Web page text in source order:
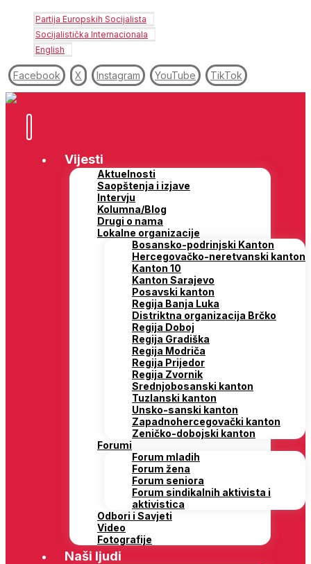
Partija Europskih Socijalista
Socijalistička Internacionala
English
Facebook X Instagram YouTube TikTok
Vijesti
Aktuelnosti
Saopštenja i izjave
Intervju
Kolumna/Blog
Drugi o nama
Lokalne organizacije
Bosansko-podrinjski Kanton
Hercegovačko-neretvanski kanton
Kanton 10
Kanton Sarajevo
Posavski kanton
Regija Banja Luka
Distriktna organizacija Brčko
Regija Doboj
Regija Gradiška
Regija Modriča
Regija Prijedor
Regija Zvornik
Srednjobosanski kanton
Tuzlanski kanton
Unsko-sanski kanton
Zapadnohercegovački kanton
Zeničko-dobojski kanton
Forumi
Forum mladih
Forum žena
Forum seniora
Forum sindikalnih aktivista i
aktivistica
Odbori i Savjeti
Video
Fotografije
Naši ljudi